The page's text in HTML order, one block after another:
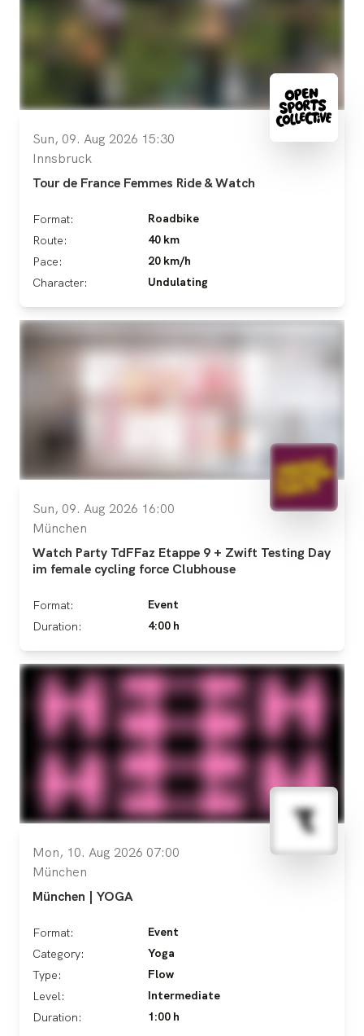
Sun, 09. Aug 2026 15:30
Innsbruck
Tour de France Femmes Ride & Watch
Format:
Roadbike
Route:
40 km
Pace:
20 km/h
Character:
Undulating
Sun, 09. Aug 2026 16:00
München
Watch Party TdFFaz Etappe 9 + Zwift Testing Day
im female cycling force Clubhouse
Format:
Event
Duration:
4:00 h
Mon, 10. Aug 2026 07:00
München
München | YOGA
Format:
Event
Category:
Yoga
Type:
Flow
Level:
Intermediate
Duration:
1:00 h